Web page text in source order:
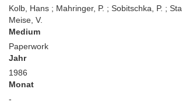
Kolb, Hans ; Mahringer, P. ; Sobitschka, P. ;
Meise, V.
Medium
Paperwork
Jahr
1986
Monat
-